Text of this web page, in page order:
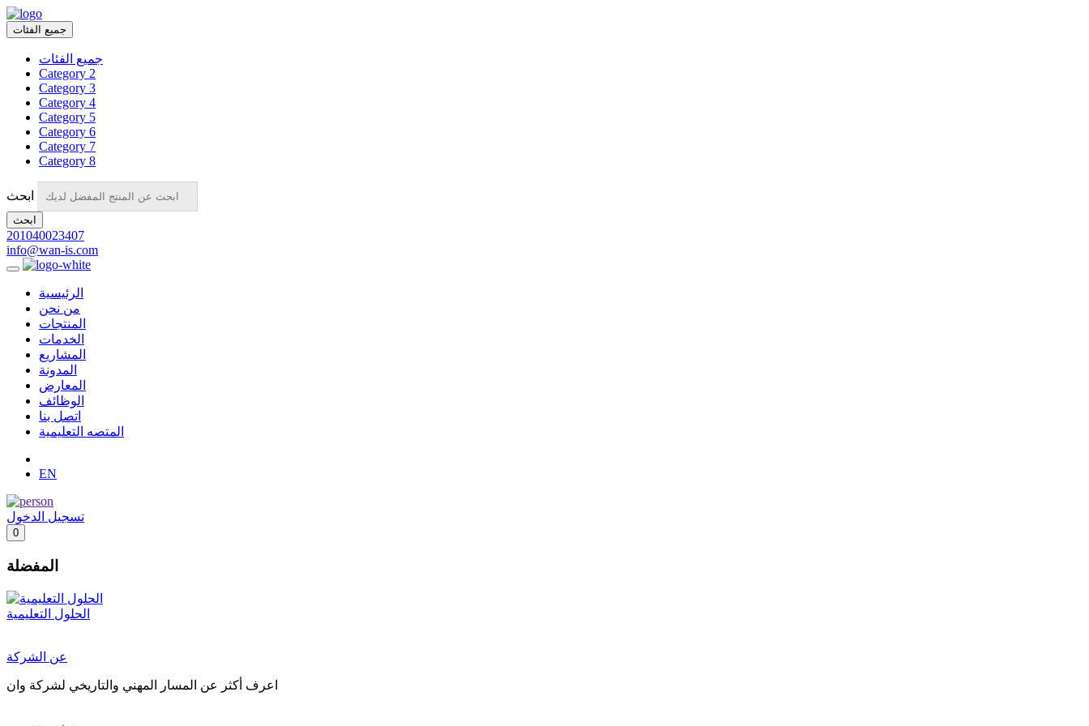
جميع الفئات
جميع الفئات
Category 2
Category 3
Category 4
Category 5
Category 6
Category 7
Category 8
ابحث
ابحث
201040023407
info@wan-is.com
الرئيسية
من نحن
المنتجات
الخدمات
المشاريع
المدونة
المعارض
الوظائف
اتصل بنا
المتصه التعليمية
EN
تسجيل الدخول
0
المفضلة
الحلول التعليمية
عن الشركة
اعرف أكثر عن المسار المهني والتاريخي لشركة وان